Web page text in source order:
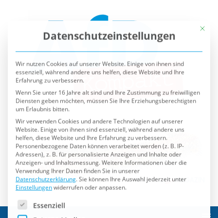
Datenschutzeinstellungen
Wir nutzen Cookies auf unserer Website. Einige von ihnen sind
Erfahrung zu verbessern.
Wenn Sie unter 16 Jahre alt sind und Ihre Zustimmung zu freiwilligen
um Erlaubnis bitten.
Wir verwenden Cookies und andere Technologien auf unserer
helfen, diese Website und Ihre Erfahrung zu verbessern.
Personenbezogene Daten können verarbeitet werden (z. B. IP-
Adressen), z. B. für personalisierte Anzeigen und Inhalte oder
Anzeigen- und Inhaltsmessung.Weitere Informationen über die
Verwendung Ihrer Daten finden Sie in unserer
Datenschutzerklärung.Sie können Ihre Auswahl jederzeit unter
Einstellungenwiderrufen oder anpassen.
Es folgt eine Liste der Service-Gruppen, für die eine
Essenziell
Externe Medien